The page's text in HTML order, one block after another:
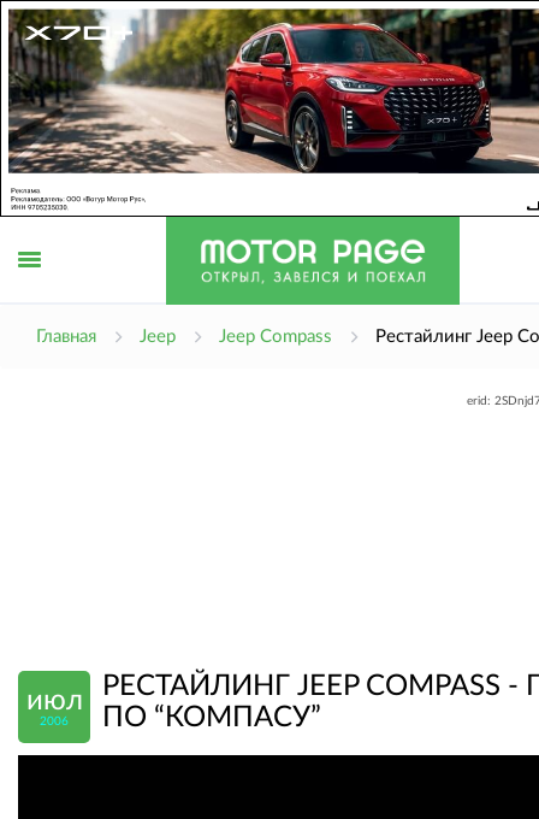
Главная Jeep Jeep Compass Рестайлинг Jeep
erid:
июл
2006
РЕСТАЙЛИНГ JEEP COMPASS -
ПО “КОМПАСУ”